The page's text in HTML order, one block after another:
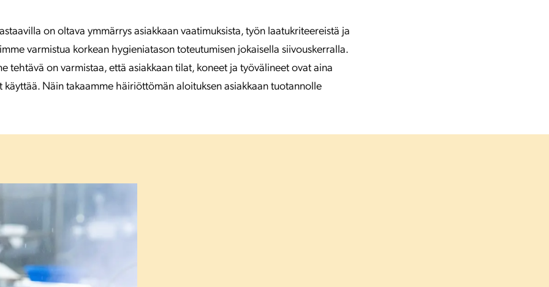
on oltava ymmärrys asiakkaan vaatimuksista, työn laatukriteereistä ja
varmistua korkean hygieniatason toteutumisen jokaisella siivouskerralla.
tehtävä on varmistaa, että asiakkaan tilat, koneet ja työvälineet ovat aina
käyttää. Näin takaamme häiriöttömän aloituksen asiakkaan tuotannolle